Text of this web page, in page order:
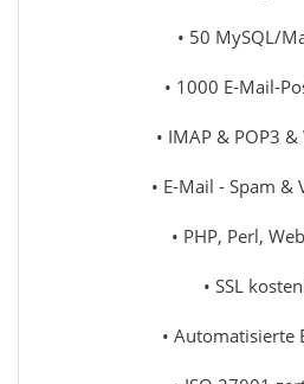
• 50 MySQL/
• 1000 E-Mail-
• IMAP & POP3
• E-Mail - Spam &
• PHP, Perl,
• SSL
• Automatisierte